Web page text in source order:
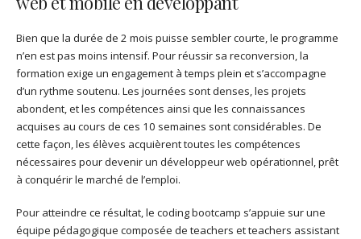
Bien que la durée de 2 mois puisse sembler courte, le programme
n’en est pas moins intensif. Pour réussir sa reconversion, la
formation exige un engagement à temps plein et s’accompagne
d’un rythme soutenu. Les journées sont denses, les projets
abondent, et les compétences ainsi que les connaissances
acquises au cours de ces 10 semaines sont considérables. De
cette façon, les élèves acquièrent toutes les compétences
nécessaires pour devenir un développeur web opérationnel, prêt
à conquérir le marché de l’emploi.
Pour atteindre ce résultat, le coding bootcamp s’appuie sur une
équipe pédagogique composée de teachers et teachers assistant